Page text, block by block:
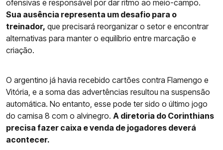
ofensivas e responsável por dar ritmo ao meio-campo.
Sua ausência representa um desafio para o
treinador, que precisará reorganizar o setor e encontrar
alternativas para manter o equilíbrio entre marcação e
criação.
O argentino já havia recebido cartões contra Flamengo e
Vitória, e a soma das advertências resultou na suspensão
automática. No entanto, esse pode ter sido o último jogo
do camisa 8 com o alvinegro. A diretoria do Corinthians
precisa fazer caixa e venda de jogadores deverá
acontecer.